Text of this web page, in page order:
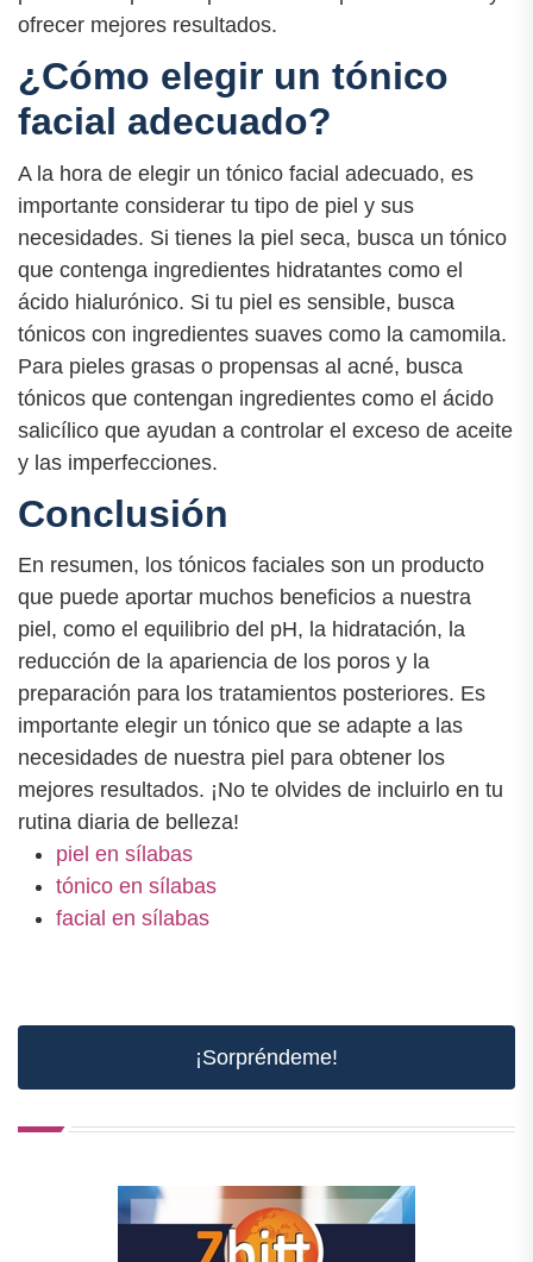
ofrecer mejores resultados.
¿Cómo elegir un tónico
facial adecuado?
A la hora de elegir un tónico facial adecuado, es
importante considerar tu tipo de piel y sus
necesidades. Si tienes la piel seca, busca un tónico
que contenga ingredientes hidratantes como el
ácido hialurónico. Si tu piel es sensible, busca
tónicos con ingredientes suaves como la camomila.
Para pieles grasas o propensas al acné, busca
tónicos que contengan ingredientes como el ácido
salicílico que ayudan a controlar el exceso de aceite
y las imperfecciones.
Conclusión
En resumen, los tónicos faciales son un producto
que puede aportar muchos beneficios a nuestra
piel, como el equilibrio del pH, la hidratación, la
reducción de la apariencia de los poros y la
preparación para los tratamientos posteriores. Es
importante elegir un tónico que se adapte a las
necesidades de nuestra piel para obtener los
mejores resultados. ¡No te olvides de incluirlo en tu
rutina diaria de belleza!
piel en sílabas
tónico en sílabas
facial en sílabas
¡Sorpréndeme!